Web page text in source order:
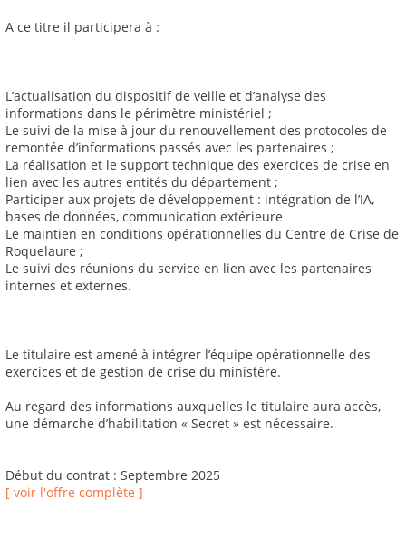
A ce titre il participera à :
L’actualisation du dispositif de veille et d’analyse des
informations dans le périmètre ministériel ;
Le suivi de la mise à jour du renouvellement des protocoles de
remontée d’informations passés avec les partenaires ;
La réalisation et le support technique des exercices de crise en
lien avec les autres entités du département ;
Participer aux projets de développement : intégration de l’IA,
bases de données, communication extérieure
Le maintien en conditions opérationnelles du Centre de Crise de
Roquelaure ;
Le suivi des réunions du service en lien avec les partenaires
internes et externes.
Le titulaire est amené à intégrer l’équipe opérationnelle des
exercices et de gestion de crise du ministère.
Au regard des informations auxquelles le titulaire aura accès,
une démarche d’habilitation « Secret » est nécessaire.
Début du contrat : Septembre 2025
[ voir l'offre complète ]